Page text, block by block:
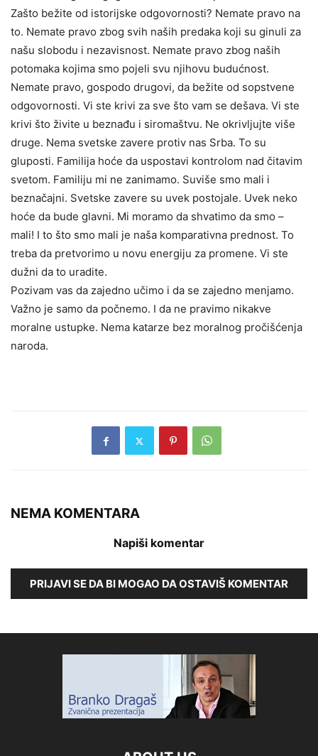
Zašto bežite od istorijske odgovornosti? Nemate pravo na
to. Nemate pravo zbog svih naših predaka koji su ginuli za
našu slobodu i nezavisnost. Nemate pravo zbog naših
potomaka kojima smo pojeli svu njihovu budućnost.
Nemate pravo, gospodo drugovi, da bežite od sopstvene
odgovornosti. Vi ste krivi za sve što vam se dešava. Vi ste
krivi što živite u beznađu i siromaštvu. Ne okrivljujte više
druge. Nema svetske zavere protiv nas Srba. To su
gluposti. Familija hoće da uspostavi kontrolom nad čitavim
svetom. Familiju mi ne zanimamo. Suviše smo mali i
beznačajni. Svetske zavere su uvek postojale. Uvek neko
hoće da bude glavni. Mi moramo da shvatimo da smo –
mali! I to što smo mali je naša komparativna prednost. To
treba da pretvorimo u novu energiju za promene. Vi ste
dužni da to uradite.
Pozivam vas da zajedno učimo i da se zajedno menjamo.
Važno je samo da počnemo. I da ne pravimo nikakve
moralne ustupke. Nema katarze bez moralnog pročišćenja
naroda.
NEMA KOMENTARA
Napiši komentar
PRIJAVI SE DA BI MOGAO DA OSTAVIŠ KOMENTAR